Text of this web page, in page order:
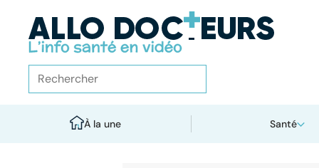
À la une Santé